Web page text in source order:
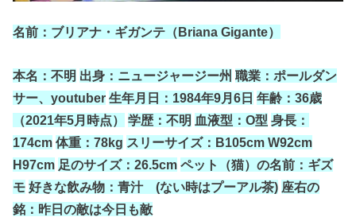
名前：ブリアナ・ギガンテ（Briana Gigante）
本名：不明 出身：ニュージャージー州 職業：ポールダン
サー、youtuber 生年月日： 1984年9月6日 年齢：36歳
（2021年5月時点） 学歴：不明 血液型：O型 身長：
174cm 体重：78kg スリーサイズ： B105cm W92cm
H97cm 足のサイズ：26.5cm ペット（猫）の名前：ギズ
モ 好きな飲み物：青汁 (ない時はプーアル茶) 座右の
銘：昨日の敵は今日も敵